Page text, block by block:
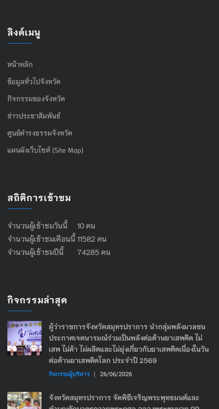
ลิงค์เมนู
หน้าหลัก
ข้อมูลทั่วไปจังหวัด
กิจกรรมของจังหวัด
ข่าวประชาสัมพันธ์
ศูนย์ดำรงธรรมจังหวัด
แผนผังเว็บไซต์ (Site Map)
สถิติการเข้าชม
จำนวนผู้เข้าชมวันนี้ 10 คน
จำนวนผู้เข้าชมเดือนนี้ 11582 คน
จำนวนผู้เข้าชมปีนี้ 74285 คน
กิจกรรมล่าสุด
ผู้ว่าราชการจังหวัดสมุทรปราการ นำกลุ่มพลังมวลชน
ประกาศเจตนารมณ์ร่วมเป็นพลังต่อต้านยาเสพติด ไม่
เสพ ไม่ค้า ไม่ผลิตและไม่ยุ่งเกี่ยวกับยาเสพติดเนื่องในวัน
ต่อต้านยาเสพติดโลก ประจำปี 2569
กิจกรรมผู้บริหาร | 26/06/2026
จังหวัดสมุทรปราการ จัดพิธีเจริญพระพุทธมนต์และ